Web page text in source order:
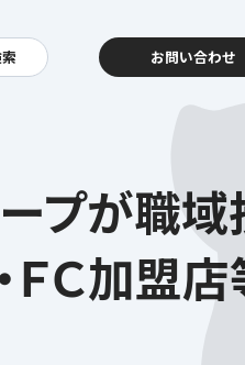
活動報告
お客様相談センター
お問い合わせ
プが職
Ｃ加盟店